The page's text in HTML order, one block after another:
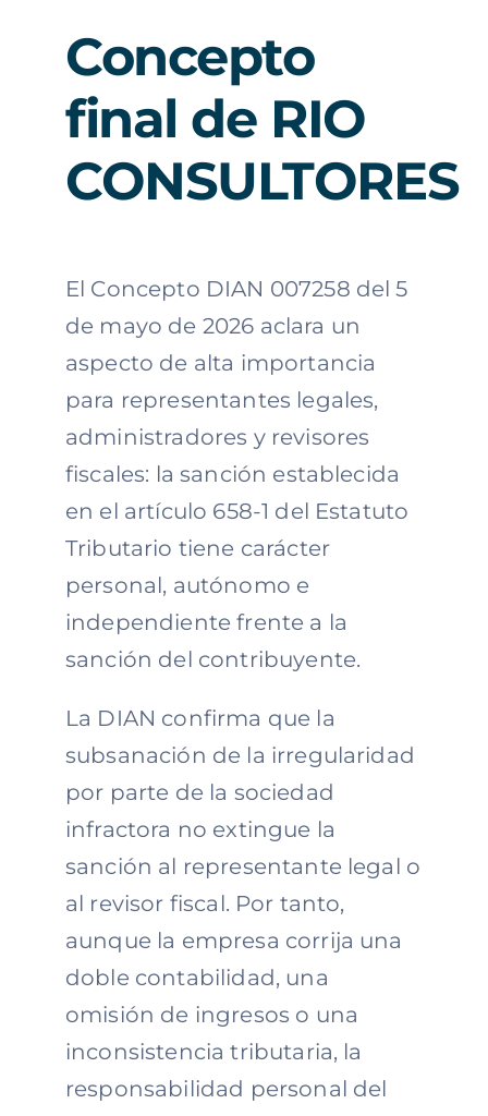
Concepto
final de RIO
CONSULTORES
El Concepto DIAN 007258 del 5
de mayo de 2026 aclara un
aspecto de alta importancia
para representantes legales,
administradores y revisores
fiscales: la sanción establecida
en el artículo 658-1 del Estatuto
Tributario tiene carácter
personal, autónomo e
independiente frente a la
sanción del contribuyente.
La DIAN confirma que la
subsanación de la irregularidad
por parte de la sociedad
infractora no extingue la
sanción al representante legal o
al revisor fiscal. Por tanto,
aunque la empresa corrija una
doble contabilidad, una
omisión de ingresos o una
inconsistencia tributaria, la
responsabilidad personal del